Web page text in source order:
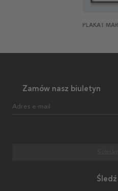
Zamów nasz biuletyn
Adres e-mail